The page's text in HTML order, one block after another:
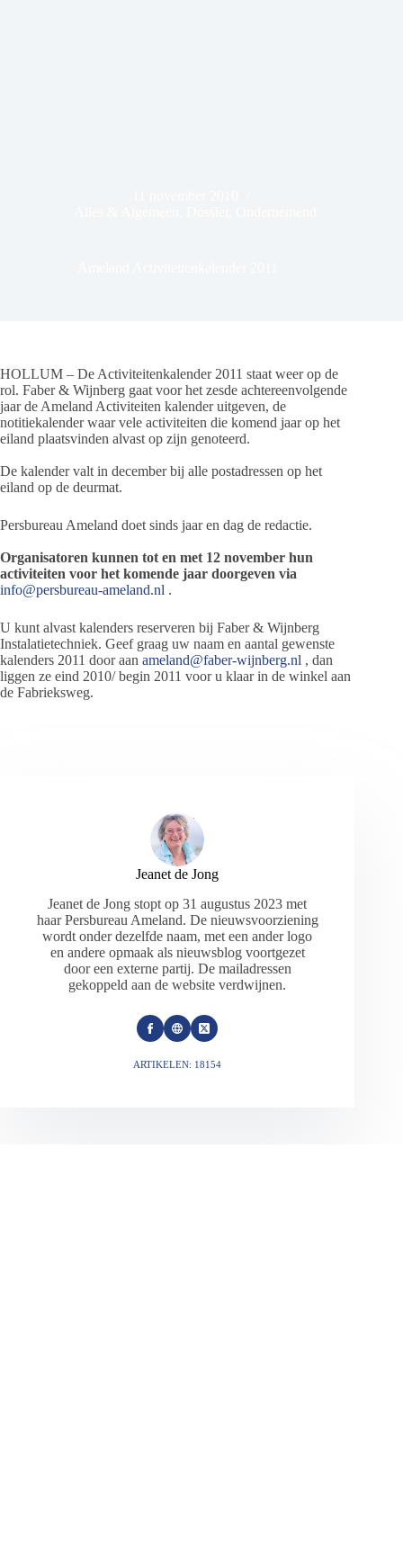
HOLLUM – De Activiteitenkalender 2011 staat weer op de
rol. Faber & Wijnberg gaat voor het zesde achtereenvolgende
jaar de Ameland Activiteiten kalender uitgeven, de
notitiekalender waar vele activiteiten die komend jaar op het
eiland plaatsvinden alvast op zijn genoteerd.
De kalender valt in december bij alle postadressen op het
eiland op de deurmat.
Persbureau Ameland doet sinds jaar en dag de redactie.
Organisatoren kunnen tot en met 12 november hun
activiteiten voor het komende jaar doorgeven via
info@persbureau-ameland.nl .
U kunt alvast kalenders reserveren bij Faber & Wijnberg
Instalatietechniek. Geef graag uw naam en aantal gewenste
kalenders 2011 door aan ameland@faber-wijnberg.nl , dan
liggen ze eind 2010/ begin 2011 voor u klaar in de winkel aan
de Fabrieksweg.
Jeanet de Jong
Jeanet de Jong stopt op 31 augustus 2023 met
haar Persbureau Ameland. De nieuwsvoorziening
wordt onder dezelfde naam, met een ander logo
en andere opmaak als nieuwsblog voortgezet
door een externe partij. De mailadressen
gekoppeld aan de website verdwijnen.
ARTIKELEN: 18154